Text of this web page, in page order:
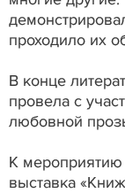
проходило их
В конце
провела с
любовной
К
выставка